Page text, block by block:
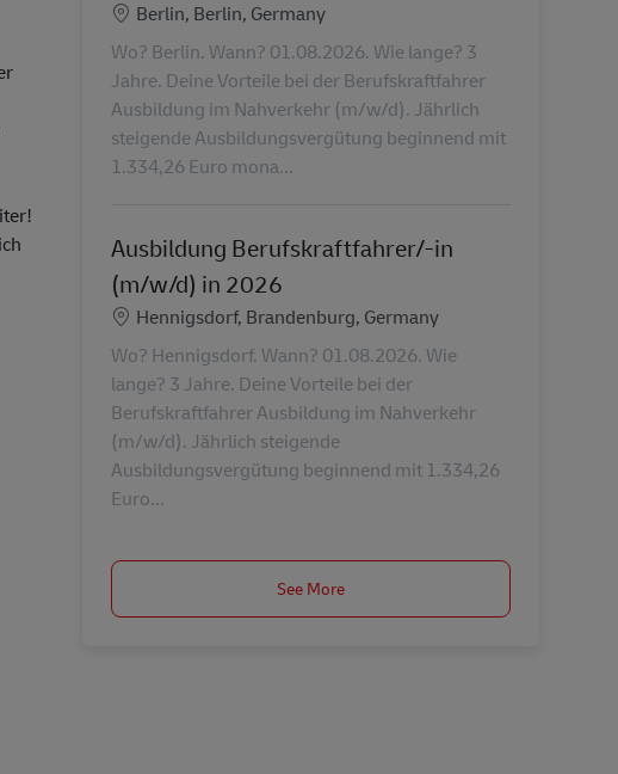
Location
Berlin, Berlin, Germany
Wo? Berlin. Wann? 01.08.2026. Wie lange? 3
Jahre. Deine Vorteile bei der Berufskraftfahrer
Ausbildung im Nahverkehr (m/w/d). Jährlich
steigende Ausbildungsvergütung beginnend mit
1.334,26 Euro mona...
Ausbildung Berufskraftfahrer/-in
(m/w/d) in 2026
Location
Hennigsdorf, Brandenburg, Germany
Wo? Hennigsdorf. Wann? 01.08.2026. Wie
lange? 3 Jahre. Deine Vorteile bei der
Berufskraftfahrer Ausbildung im Nahverkehr
(m/w/d). Jährlich steigende
Ausbildungsvergütung beginnend mit 1.334,26
Euro...
See More